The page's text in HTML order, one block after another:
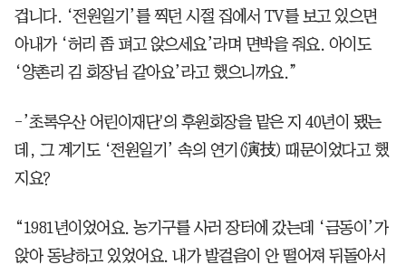
겁니다. ‘전원일기’를 찍던 시절 집에서 TV를 보고 있으면
아내가 ‘허리 좀 펴고 앉으세요’라며 면박을 줘요. 아이도
‘양촌리 김 회장님 같아요’라고 했으니까요.”
-’초록우산 어린이재단'의 후원회장을 맡은 지 40년이 됐는
데, 그 계기도 ‘전원일기’ 속의 연기(演技) 때문이었다고 했
지요?
“1981년이었어요. 농기구를 사러 장터에 갔는데 ‘금동이’가
앉아 동냥하고 있었어요. 내가 발걸음이 안 떨어져 뒤돌아서